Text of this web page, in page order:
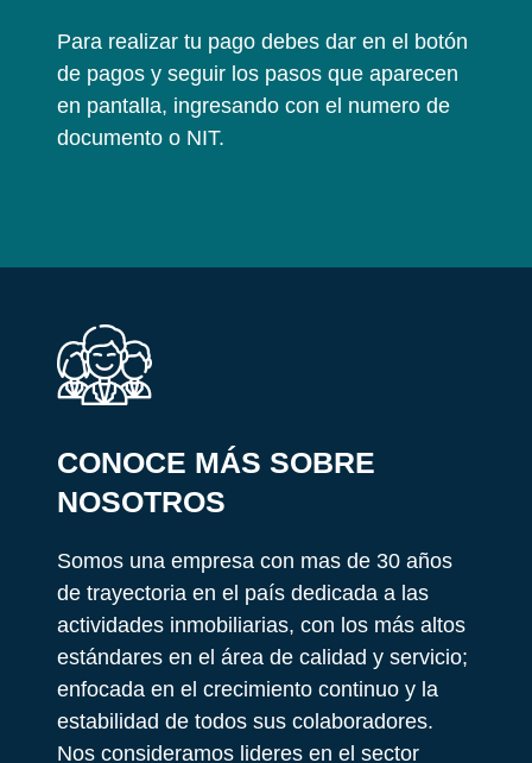
Para realizar tu pago debes dar en el botón
de pagos y seguir los pasos que aparecen
en pantalla, ingresando con el numero de
documento o NIT.
CONOCE MÁS SOBRE
NOSOTROS
Somos una empresa con mas de 30 años
de trayectoria en el país dedicada a las
actividades inmobiliarias, con los más altos
estándares en el área de calidad y servicio;
enfocada en el crecimiento continuo y la
estabilidad de todos sus colaboradores.
Nos consideramos lideres en el sector